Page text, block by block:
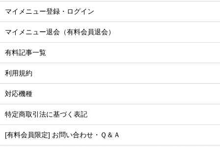
マイメニュー登録・ログイン
マイメニュー退会（有料会員退会）
有料記事一覧
利用規約
対応機種
特定商取引法に基づく表記
[有料会員限定] お問い合わせ・Ｑ＆Ａ